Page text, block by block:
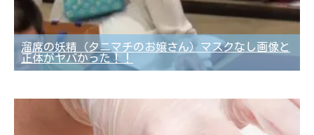
溜席の妖精（タニマチのお嬢さん）マスクなし画像と
正体がヤバかった！！